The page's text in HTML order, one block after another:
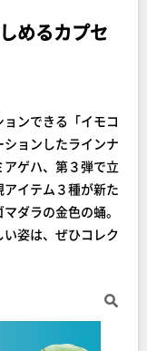
めるカプセ
ンできる「イモコ
ョンしたラインナ
ゲハ、第３弾で立
イテム３種が新た
ダラの金色の蛹。
姿は、ぜひコレク